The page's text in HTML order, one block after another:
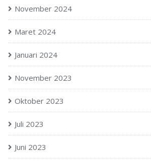
November 2024
Maret 2024
Januari 2024
November 2023
Oktober 2023
Juli 2023
Juni 2023